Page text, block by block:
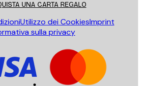
UNA CARTA REGALO
Utilizzo dei CookiesImprint
sulla privacy